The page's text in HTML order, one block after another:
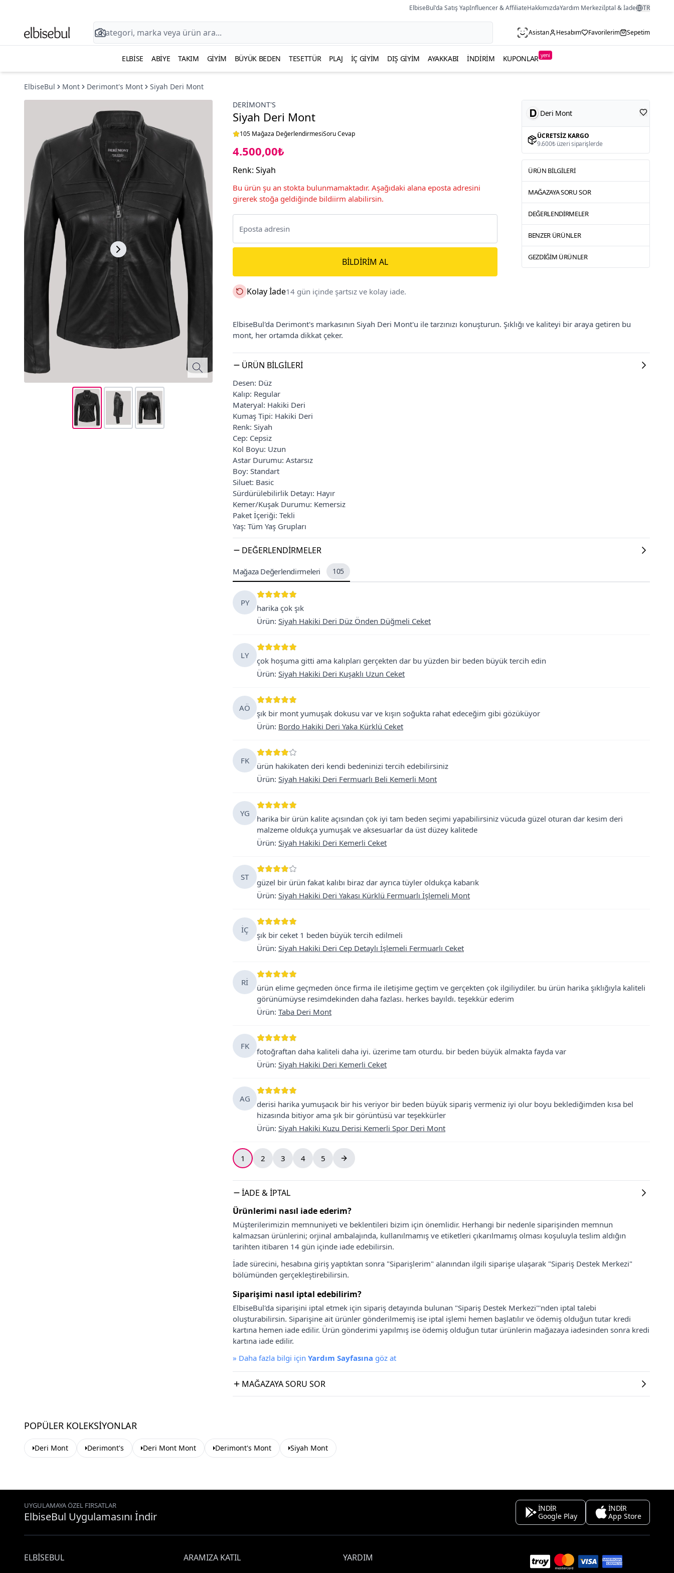
ElbiseBul'da Satış YapInfluencer & AffiliateHakkımızdaYardım Merkeziİptal & İade TR
Asistan Hesabım Favorilerim Sepetim
ELBISE ABIYE TAKIM GIYIM BÜYÜK BEDEN TESETTÜR PLAJ İÇ GIYIM DIŞ GIYIM AYAKKABI İNDIRIM KUPONLAR yeni
ElbiseBul Mont Derimont's Mont
Siyah Deri Mont
DERIMONT'S
Siyah Deri Mont
105 Mağaza DeğerlendirmesiSoru Cevap
4.500,00₺
Renk: Siyah
Bu ürün şu an stokta bulunmamaktadır. Aşağıdaki alana eposta adresini
girerek stoğa geldiğinde bildiirm alabilirsin.
BILDIRIM AL
Kolay İade14 gün içinde şartsız ve kolay iade.
Deri Mont
ÜCRETSIZ KARGO
9.600₺ üzeri siparişlerde
ÜRÜN BILGILERI
MAĞAZAYA SORU SOR
DEĞERLENDIRMELER
BENZER ÜRÜNLER
GEZDIĞIM ÜRÜNLER
ElbiseBul'da Derimont's markasının Siyah Deri Mont'u ile tarzınızı konuşturun. Şıklığı ve kaliteyi bir araya getiren bu
mont, her ortamda dikkat çeker.
ÜRÜN BILGILERI
Desen: Düz
Kalıp: Regular
Materyal: Hakiki Deri
Kumaş Tipi: Hakiki Deri
Renk: Siyah
Cep: Cepsiz
Kol Boyu: Uzun
Astar Durumu: Astarsız
Boy: Standart
Siluet: Basic
Sürdürülebilirlik Detayı: Hayır
Kemer/Kuşak Durumu: Kemersiz
Paket İçeriği: Tekli
Yaş: Tüm Yaş Grupları
DEĞERLENDIRMELER
Mağaza Değerlendirmeleri 105
PY
harika çok şık
Ürün: Siyah Hakiki Deri Düz Önden Düğmeli Ceket
LY
çok hoşuma gitti ama kalıpları gerçekten dar bu yüzden bir beden büyük tercih edin
Ürün: Siyah Hakiki Deri Kuşaklı Uzun Ceket
AÖ
şık bir mont yumuşak dokusu var ve kışın soğukta rahat edeceğim gibi gözüküyor
Ürün: Bordo Hakiki Deri Yaka Kürklü Ceket
FK
ürün hakikaten deri kendi bedeninizi tercih edebilirsiniz
Ürün: Siyah Hakiki Deri Fermuarlı Beli Kemerli Mont
YG
harika bir ürün kalite açısından çok iyi tam beden seçimi yapabilirsiniz vücuda güzel oturan dar kesim deri
malzeme oldukça yumuşak ve aksesuarlar da üst düzey kalitede
Ürün: Siyah Hakiki Deri Kemerli Ceket
ST
güzel bir ürün fakat kalıbı biraz dar ayrıca tüyler oldukça kabarık
Ürün: Siyah Hakiki Deri Yakası Kürklü Fermuarlı İşlemeli Mont
İÇ
şık bir ceket 1 beden büyük tercih edilmeli
Ürün: Siyah Hakiki Deri Cep Detaylı İşlemeli Fermuarlı Ceket
Rİ
ürün elime geçmeden önce firma ile iletişime geçtim ve gerçekten çok ilgiliydiler. bu ürün harika şıklığıyla kaliteli
görünümüyse resimdekinden daha fazlası. herkes bayıldı. teşekkür ederim
Ürün: Taba Deri Mont
FK
fotoğraftan daha kaliteli daha iyi. üzerime tam oturdu. bir beden büyük almakta fayda var
Ürün: Siyah Hakiki Deri Kemerli Ceket
AG
derisi harika yumuşacık bir his veriyor bir beden büyük sipariş vermeniz iyi olur boyu beklediğimden kısa bel
hizasında bitiyor ama şık bir görüntüsü var teşekkürler
Ürün: Siyah Hakiki Kuzu Derisi Kemerli Spor Deri Mont
1 2 3 4 5
İADE & İPTAL
Ürünlerimi nasıl iade ederim?
Müşterilerimizin memnuniyeti ve beklentileri bizim için önemlidir. Herhangi bir nedenle siparişinden memnun
kalmazsan ürünlerini; orjinal ambalajında, kullanılmamış ve etiketleri çıkarılmamış olması koşuluyla teslim aldığın
tarihten itibaren 14 gün içinde iade edebilirsin.
İade sürecini, hesabına giriş yaptıktan sonra "Siparişlerim" alanından ilgili siparişe ulaşarak "Sipariş Destek Merkezi"
bölümünden gerçekleştirebilirsin.
Siparişimi nasıl iptal edebilirim?
ElbiseBul'da siparişini iptal etmek için sipariş detayında bulunan "Sipariş Destek Merkezi"'nden iptal talebi
oluşturabilirsin. Siparişine ait ürünler gönderilmemiş ise iptal işlemi hemen başlatılır ve ödemiş olduğun tutar kredi
kartına hemen iade edilir. Ürün gönderimi yapılmış ise ödemiş olduğun tutar ürünlerin mağazaya iadesinden sonra kredi
kartına iade edilir.
» Daha fazla bilgi için Yardım Sayfasına göz at
MAĞAZAYA SORU SOR
POPÜLER KOLEKSIYONLAR
Deri Mont Derimont's Deri Mont Mont Derimont's Mont Siyah Mont
UYGULAMAYA ÖZEL FIRSATLAR
ElbiseBul Uygulamasını İndir
İNDİR
Google Play
İNDİR
App Store
ELBISEBUL ARAMIZA KATIL YARDIM